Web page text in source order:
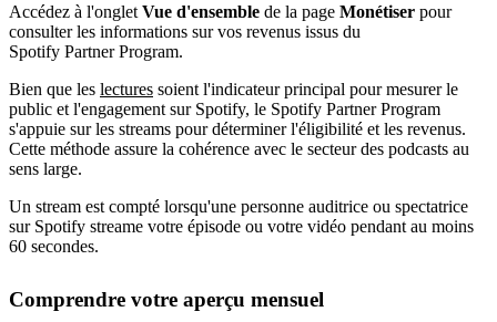
Accédez à l'onglet Vue d'ensemble de la page Monétiser pour
consulter les informations sur vos revenus issus du
Spotify Partner Program.
Bien que les lectures soient l'indicateur principal pour mesurer le
public et l'engagement sur Spotify, le Spotify Partner Program
s'appuie sur les streams pour déterminer l'éligibilité et les revenus.
Cette méthode assure la cohérence avec le secteur des podcasts au
sens large.
Un stream est compté lorsqu'une personne auditrice ou spectatrice
sur Spotify streame votre épisode ou votre vidéo pendant au moins
60 secondes.
Comprendre votre aperçu mensuel